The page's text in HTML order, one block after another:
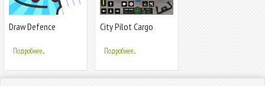
Draw Defence
Подробнее...
City Pilot Cargo
Подробнее...